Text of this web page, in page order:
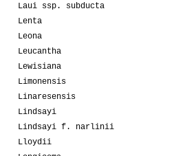
Laui ssp. subducta
Lenta
Leona
Leucantha
Lewisiana
Limonensis
Linaresensis
Lindsayi
Lindsayi f. narlinii
Lloydii